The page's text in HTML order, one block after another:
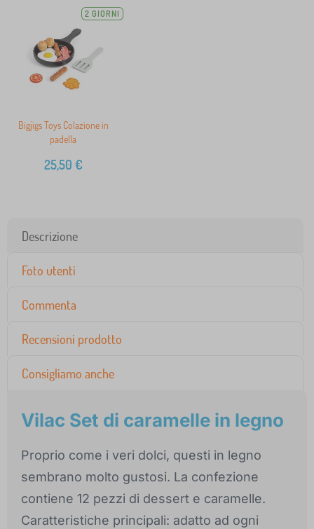
2 GIORNI
Bigjigs Toys Colazione in
padella
25,50 €
Descrizione
Foto utenti
Commenta
Recensioni prodotto
Consigliamo anche
Vilac Set di caramelle in legno
Proprio come i veri dolci, questi in legno
sembrano molto gustosi. La confezione
contiene 12 pezzi di dessert e caramelle.
Caratteristiche principali: adatto ad ogni